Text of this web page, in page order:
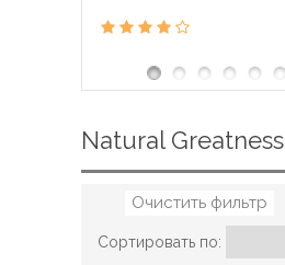
Natural Greatness
Очистить фильтр
Сортировать по: